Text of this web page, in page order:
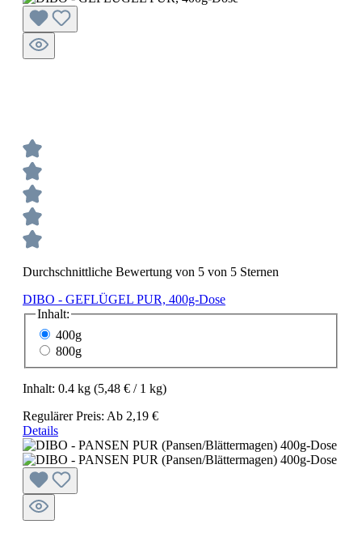
Durchschnittliche Bewertung von 5 von 5 Sternen
DIBO - GEFLÜGEL PUR, 400g-Dose
Inhalt:
400g
800g
Inhalt: 0.4 kg (5,48 € / 1 kg)
Regulärer Preis: Ab 2,19 €
Details